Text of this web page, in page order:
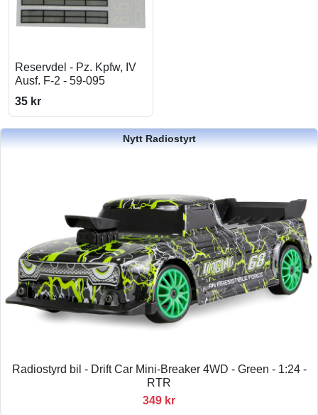
Reservdel - Pz. Kpfw, IV
Ausf. F-2 - 59-095
35 kr
Nytt Radiostyrt
Radiostyrd bil - Drift Car Mini-Breaker 4WD - Green - 1:24 -
RTR
349 kr